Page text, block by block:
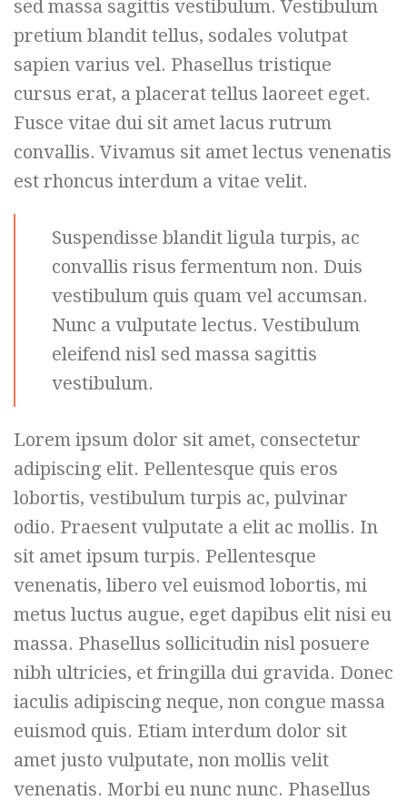
sed massa sagittis vestibulum. Vestibulum
pretium blandit tellus, sodales volutpat
sapien varius vel. Phasellus tristique
cursus erat, a placerat tellus laoreet eget.
Fusce vitae dui sit amet lacus rutrum
convallis. Vivamus sit amet lectus venenatis
est rhoncus interdum a vitae velit.
Suspendisse blandit ligula turpis, ac
convallis risus fermentum non. Duis
vestibulum quis quam vel accumsan.
Nunc a vulputate lectus. Vestibulum
eleifend nisl sed massa sagittis
vestibulum.
Lorem ipsum dolor sit amet, consectetur
adipiscing elit. Pellentesque quis eros
lobortis, vestibulum turpis ac, pulvinar
odio. Praesent vulputate a elit ac mollis. In
sit amet ipsum turpis. Pellentesque
venenatis, libero vel euismod lobortis, mi
metus luctus augue, eget dapibus elit nisi eu
massa. Phasellus sollicitudin nisl posuere
nibh ultricies, et fringilla dui gravida. Donec
iaculis adipiscing neque, non congue massa
euismod quis. Etiam interdum dolor sit
amet justo vulputate, non mollis velit
venenatis. Morbi eu nunc nunc. Phasellus